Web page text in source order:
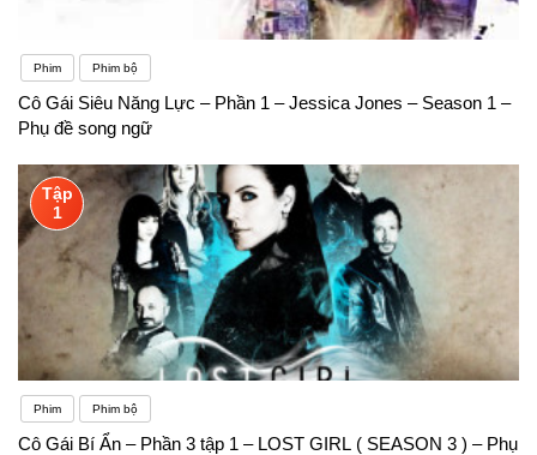
Phim Phim bộ
Cô Gái Siêu Năng Lực – Phần 1 – Jessica Jones – Season 1 –
Phụ đề song ngữ
Tập
1
Phim Phim bộ
Cô Gái Bí Ẩn – Phần 3 tập 1 – LOST GIRL ( SEASON 3 ) – Phụ